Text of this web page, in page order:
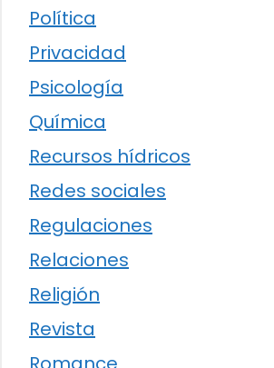
Política
Privacidad
Psicología
Química
Recursos hídricos
Redes sociales
Regulaciones
Relaciones
Religión
Revista